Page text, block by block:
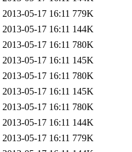
2013-05-17 16:11 779K
2013-05-17 16:11 144K
2013-05-17 16:11 780K
2013-05-17 16:11 145K
2013-05-17 16:11 780K
2013-05-17 16:11 145K
2013-05-17 16:11 780K
2013-05-17 16:11 144K
2013-05-17 16:11 779K